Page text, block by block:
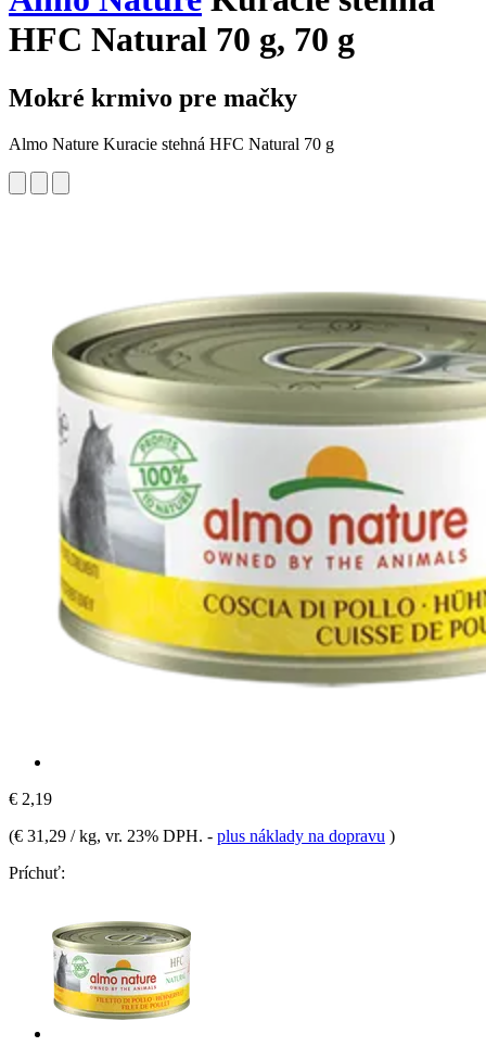
HFC Natural 70 g, 70 g
Mokré krmivo pre mačky
Almo Nature Kuracie stehná HFC Natural 70 g
€ 2,19
(€ 31,29 / kg, vr. 23% DPH. - plus náklady na dopravu )
Príchuť: